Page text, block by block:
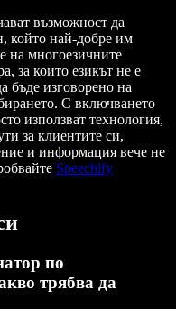
възможност да
който най-добре им
на многоезичните
за които езикът не е
бъде изговорено на
С включването
използват технология,
за клиентите си,
и информация вече не
Speechify
по
трябва да